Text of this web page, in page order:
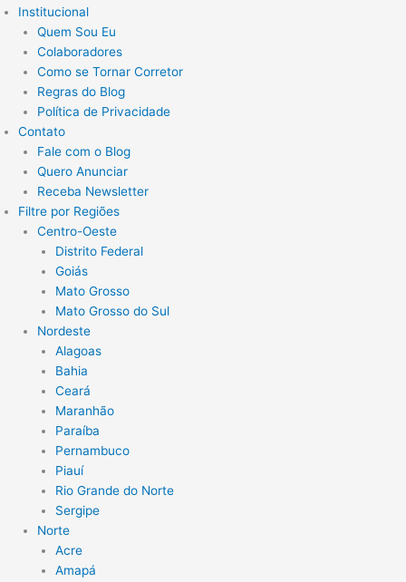
Institucional
Quem Sou Eu
Colaboradores
Como se Tornar Corretor
Regras do Blog
Política de Privacidade
Contato
Fale com o Blog
Quero Anunciar
Receba Newsletter
Filtre por Regiões
Centro-Oeste
Distrito Federal
Goiás
Mato Grosso
Mato Grosso do Sul
Nordeste
Alagoas
Bahia
Ceará
Maranhão
Paraíba
Pernambuco
Piauí
Rio Grande do Norte
Sergipe
Norte
Acre
Amapá